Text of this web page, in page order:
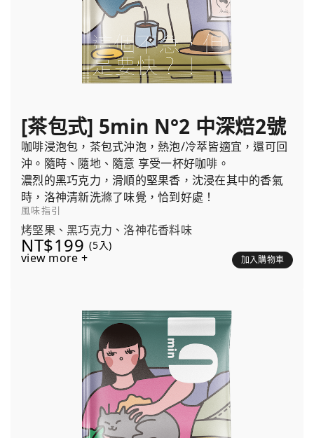
[茶包式] 5min N°2 中深焙2號
咖啡浸泡包，茶包式沖泡，熱泡/冷萃皆適宜，還可回
沖。隨時、隨地、隨意 享受一杯好咖啡。
濃烈的黑巧克力，滑順的堅果香，沈浸在其中的香氣
時，洛神清新洗滌了味覺，恰到好處！
風味指引
烤堅果、黑巧克力、洛神花香料味
NT$199 (5入)
view more + 加入購物車